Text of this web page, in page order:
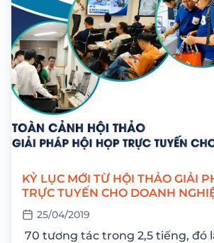
KỶ LỤC MỚI TỪ HỘI THẢO GIẢI
TRỰC TUYẾN CHO DOANH
25/04/2019
70 tương tác trong 2,5 tiếng, đó